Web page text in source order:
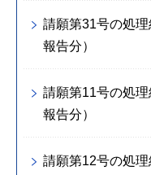
請願第31号の処
報告分）
請願第11号の処
報告分）
請願第12号の処